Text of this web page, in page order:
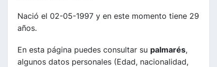
Nació el 02-05-1997 y en este momento tiene 29
años.
En esta página puedes consultar su palmarés,
algunos datos personales (Edad, nacionalidad,